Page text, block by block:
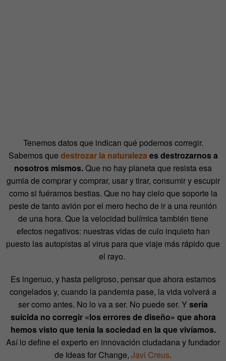
Tenemos datos que indican qué podemos corregir.
Sabemos que destrozar la naturaleza es destrozarnos a
nosotros mismos.Que no hay planeta que resista esa
gumia de comprar y comprar, usar y tirar, consumir y escupir
como si fuéramos bestias. Que no hay cielo que soporte la
peste de tanto avión por el mero hecho de ir a una reunión
de una hora. Que la velocidad bulímica también tiene
efectos negativos: nuestras vidas de culo inquieto han
puesto las autopistas al virus para que viaje más rápido que
el rayo.
Es ingenuo, y hasta peligroso, pensar que ahora estamos
congelados y, cuando la pandemia pase, la vida volverá a
ser como antes. No lo va a ser. No puede ser. Ysería
suicida no corregir «los errores de diseño» que ahora
hemos visto que tenía la sociedad en la que vivíamos.
Así lo define el experto en innovación ciudadana y fundador
de Ideas for Change, Javi Creus.